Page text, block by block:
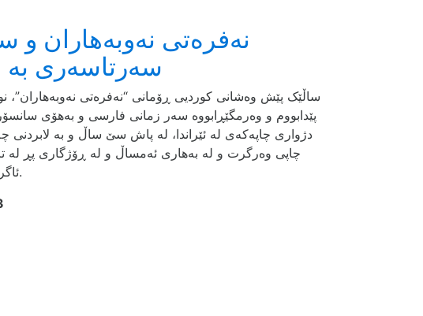
نەفرەتی نەوبەهاران و
سەرتاسەری بە
ساڵێک پێش وەشانی کوردیی ڕۆمانی “نەفرەتی نەوبەهاران”،
پێدابووم و وەرمگێڕابووە سەر زمانی فارسی و بەهۆی
دژواری چاپەکەی لە ئێراندا، لە پاش سێ ساڵ و بە لابردنی
چاپی وەرگرت و لە بەهاری ئەمساڵ و لە ڕۆژگاری پڕ لە
ئاگربەستدا بڵاو بووەوە.
3